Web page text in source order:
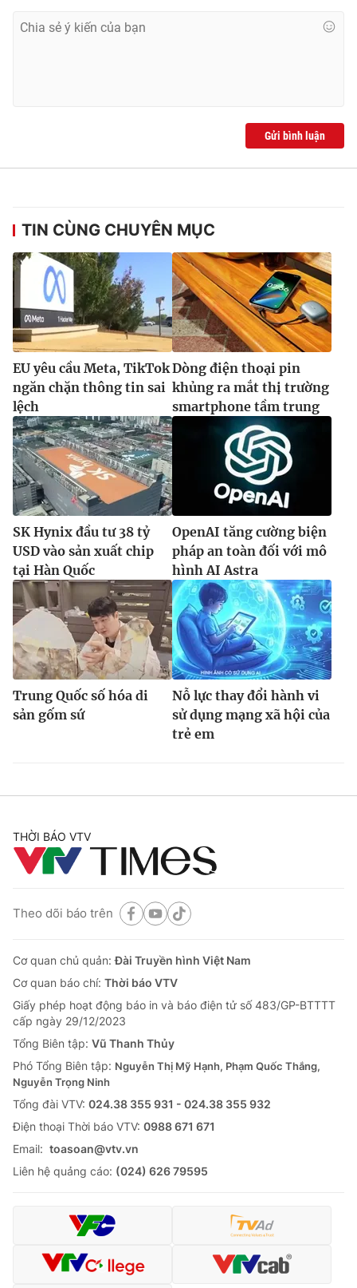
Gửi bình luận
TIN CÙNG CHUYÊN MỤC
EU yêu cầu Meta, TikTok
ngăn chặn thông tin sai
lệch
Dòng điện thoại pin
khủng ra mắt thị trường
smartphone tầm trung
SK Hynix đầu tư 38 tỷ
USD vào sản xuất chip
tại Hàn Quốc
OpenAI tăng cường biện
pháp an toàn đối với mô
hình AI Astra
Trung Quốc số hóa di
sản gốm sứ
Nỗ lực thay đổi hành vi
sử dụng mạng xã hội của
trẻ em
THỜI BÁO VTV
Theo dõi báo trên
Cơ quan chủ quản:Đài Truyền hình Việt Nam
Cơ quan báo chí: Thời báo VTV
Giấy phép hoạt động báo in và báo điện tử số 483/GP-BTTTT
cấp ngày 29/12/2023
Tổng Biên tập: Vũ Thanh Thủy
Phó Tổng Biên tập: Nguyễn Thị Mỹ Hạnh, Phạm Quốc Thắng,
Nguyễn Trọng Ninh
Tổng đài VTV: 024.38 355 931 - 024.38 355 932
Ðiện thoại Thời báo VTV: 0988 671 671
Email: toasoan@vtv.vn
Liên hệ quảng cáo: (024) 626 79595